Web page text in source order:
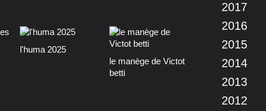
l'huma 2025
le manège de Victot
betti
2017
2016
2015
2014
2013
2012